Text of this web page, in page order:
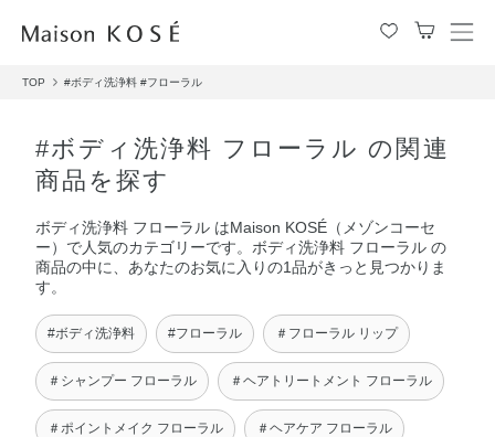
メ
TOP #ボディ洗浄料 #フローラル
#ボディ洗浄料 フローラル の関連
商品を探す
ボディ洗浄料 フローラル はMaison KOSÉ（メゾンコーセ
ー）で人気のカテゴリーです。ボディ洗浄料 フローラル の
商品の中に、あなたのお気に入りの1品がきっと見つかりま
す。
#ボディ洗浄料 #フローラル ＃フローラル リップ
＃シャンプー フローラル ＃ヘアトリートメント フローラル
＃ポイントメイク フローラル ＃ヘアケア フローラル